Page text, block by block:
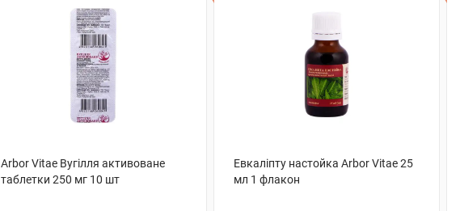
Arbor Vitae Вугілля активоване
таблетки 250 мг 10 шт
Евкаліпту настойка Arbor Vitae 25
мл 1 флакон